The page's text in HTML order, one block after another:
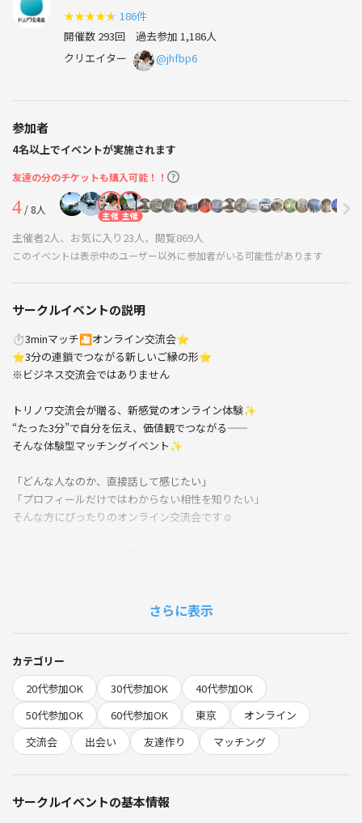
★★★★★ 186件
開催数 293回 過去参加 1,186人
クリエイター
@jhfbp6
参加者
4名以上でイベントが実施されます
友達の分のチケットも購入可能！！
4 / 8人 主催 主催
主催者2人、お気に入り23人、閲覧869人
このイベントは表示中のユーザー以外に参加者がいる可能性があります
サークルイベントの説明
⏱3minマッチ🎦オンライン交流会⭐️
⭐️3分の連鎖でつながる新しいご縁の形⭐️
※ビジネス交流会ではありません
トリノワ交流会が贈る、新感覚のオンライン体験✨
“たった3分”で自分を伝え、価値観でつながる——
そんな体験型マッチングイベント✨
「どんな人なのか、直接話して感じたい」
「プロフィールだけではわからない相性を知りたい」
そんな方にぴったりのオンライン交流会です☺️
短時間でも深いつながりが生まれる、新しいオンライン交流体験です
♦️ 会の流れ ♦️
1️⃣ 申込ボタンから予約・事前フォーム回答
2️⃣ Zoom入室（プレゼン時のみカメラON）
3️⃣ 司会者あいさつ＆自己紹介プレゼン見本紹介
mチャットに送付）
さらに表示
カテゴリー
20代参加OK
30代参加OK
40代参加OK
50代参加OK
60代参加OK 東京
オンライン
交流会
出会い 友達作り マッチング
サークルイベントの基本情報